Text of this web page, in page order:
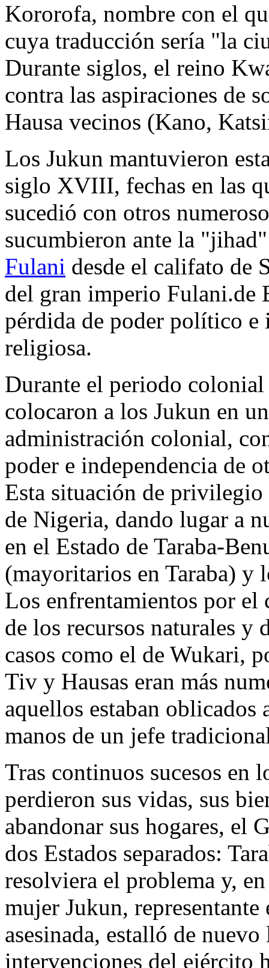
Kororofa, nombre con el
cuya traducción sería "la
Durante siglos, el reino
contra las aspiraciones de
Hausa vecinos (Kano,
Los Jukun mantuvieron
siglo XVIII, fechas en las
sucedió con otros
sucumbieron ante la
Fulani desde el califato de
del gran imperio Fulani.de
pérdida de poder político
religiosa.
Durante el periodo
colocaron a los Jukun en
administración colonial,
poder e independencia de
Esta situación de privilegio
de Nigeria, dando lugar a
en el Estado de Taraba-
(mayoritarios en Taraba) y
Los enfrentamientos por
de los recursos naturales
casos como el de Wukari,
Tiv y Hausas eran más
aquellos estaban
manos de un jefe
Tras continuos sucesos en
perdieron sus vidas, sus
abandonar sus hogares, el
dos Estados separados:
resolviera el problema y,
mujer Jukun, representante
asesinada, estalló de
intervenciones del ejército